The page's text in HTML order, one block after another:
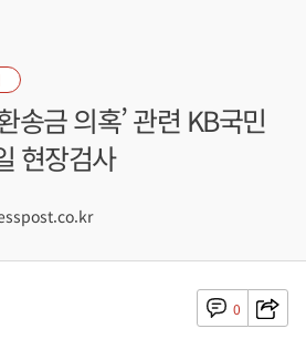
송금 의혹’ 관련 KB국민
현장검사
0